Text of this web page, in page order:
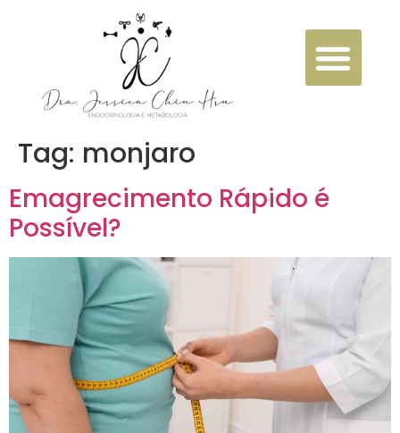
Tag: monjaro
Emagrecimento Rápido é
Possível?